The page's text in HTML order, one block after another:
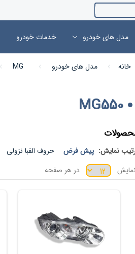
مدل های خودرو خدمات خودرو
خانه مدل های خودرو MG
MG550
نمایش: پیش فرض حروف الفبا نزولی
نمایش
در هر صفحه